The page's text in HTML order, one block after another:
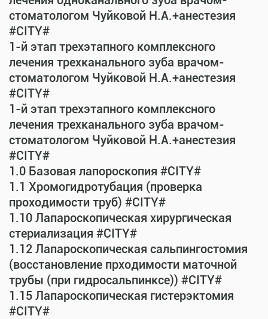
стоматологом Чуйковой Н.А.+анестезия
#CITY#
1-й этап трехэтапного комплексного
лечения трехканального зуба врачом-
стоматологом Чуйковой Н.А.+анестезия
#CITY#
1-й этап трехэтапного комплексного
лечения трехканального зуба врачом-
стоматологом Чуйковой Н.А.+анестезия
#CITY#
1.0 Базовая лапороскопия #CITY#
1.1 Хромогидротубация (проверка
проходимости труб) #CITY#
1.10 Лапароскопическая хирургическая
стериализация #CITY#
1.12 Лапароскопическая сальпингостомия
(восстановление прходимости маточной
трубы (при гидросальпинксе)) #CITY#
1.15 Лапароскопическая гистерэктомия
#CITY#